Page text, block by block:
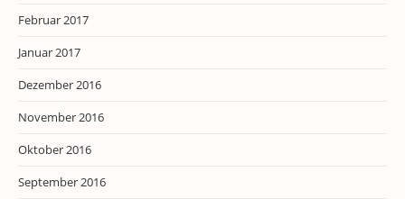
Februar 2017
Januar 2017
Dezember 2016
November 2016
Oktober 2016
September 2016